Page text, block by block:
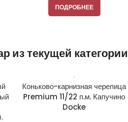
ПОДРОБНЕЕ
из текущей категории
,
Коньково-карнизная черепица
Premium 11/22 п.м. Капучино
Docke